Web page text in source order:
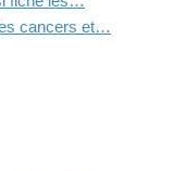
cancers et…